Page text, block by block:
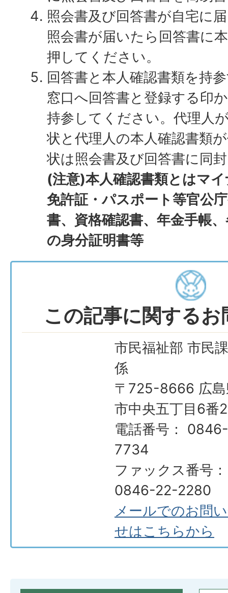
照会書及び回答書が自宅に
照会書が届いたら回答書に
押してください。
回答書と本人確認書類を持
窓口へ回答書と登録する印
持参してください。代理人
状と代理人の本人確認書類
状は照会書及び回答書に同
(注意)本人確認書類とはマ
免許証・パスポート等官公
書、資格確認書、年金手帳
の身分証明書等
この記事に関する
市民福祉部 市民
係
〒725-8666 広島
市中央五丁目6番
電話番号：
7734
ファックス番号：
0846-22-2280
メールでのお問
せはこちらから